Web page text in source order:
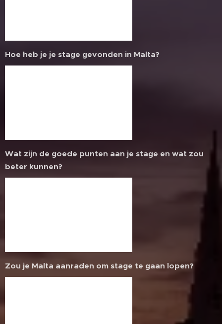
Hoe heb je je stage gevonden in Malta?
Wat zijn de goede punten aan je stage en wat zou
beter kunnen?
Zou je Malta aanraden om stage te gaan lopen?